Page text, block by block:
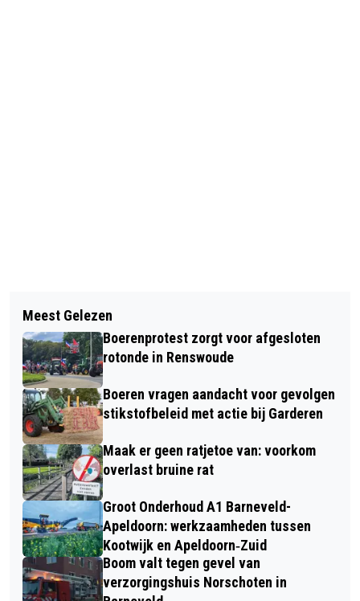
TEAMPRESENTATIE DUTCH FOOD
VALLEY CYCLING TEAM
BROMFIETSRIJDER RAAKT GEWOND
BIJ ONGEVAL MET TRACTOR
Meest Gelezen
Boerenprotest zorgt voor afgesloten
rotonde in Renswoude
Boeren vragen aandacht voor gevolgen
stikstofbeleid met actie bij Garderen
Maak er geen ratjetoe van: voorkom
overlast bruine rat
Groot Onderhoud A1 Barneveld-
Apeldoorn: werkzaamheden tussen
Kootwijk en Apeldoorn‐Zuid
Boom valt tegen gevel van
verzorgingshuis Norschoten in